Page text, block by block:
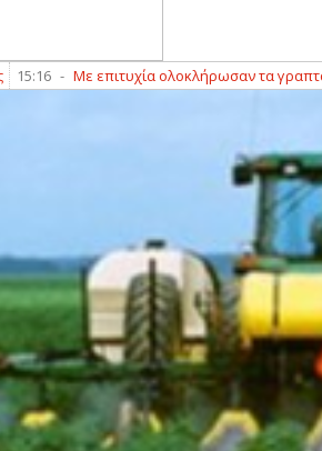
Με επιτυχία ολοκλήρωσαν τα γραπτά και